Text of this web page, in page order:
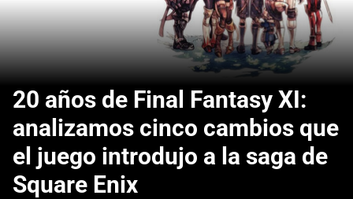
20 años de Final Fantasy XI:
analizamos cinco cambios que
el juego introdujo a la saga de
Square Enix